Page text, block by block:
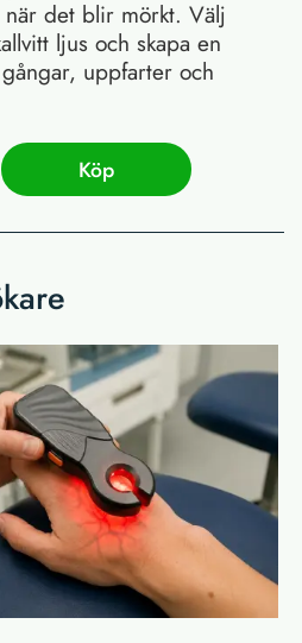
när det blir mörkt. Välj
ljus och skapa en
uppfarter och
Köp